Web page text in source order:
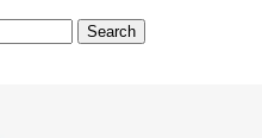
Search